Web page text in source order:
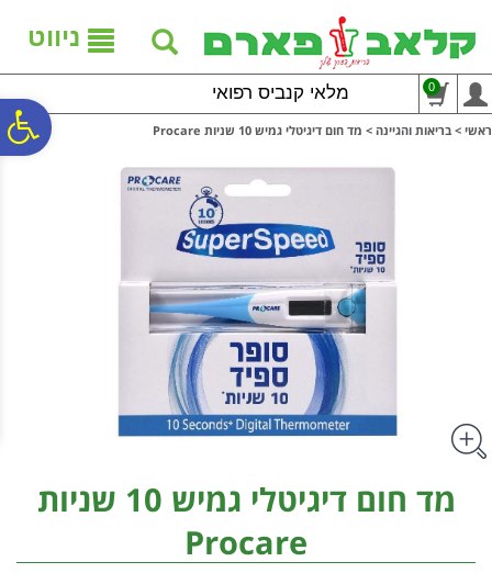
נגישות
אתר
המרכזי
ניווט
מלאי קנביס רפואי 0
ראשי > בריאות והגיינה > מד חום דיגיטלי גמיש 10 שניות Procare
מד חום דיגיטלי גמיש 10 שניות
Procare